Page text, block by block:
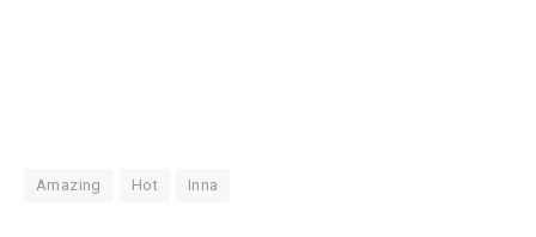
Amazing Hot Inna